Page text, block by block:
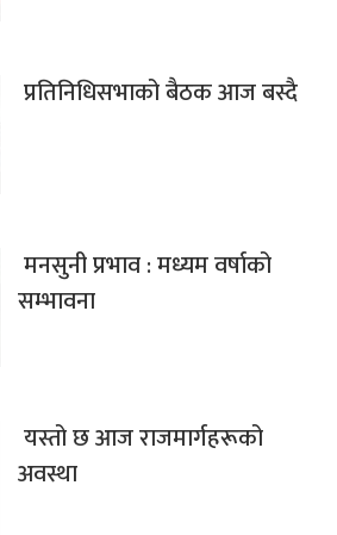
प्रतिनिधिसभाको बैठक आज बस्दै
मनसुनी प्रभाव : मध्यम वर्षाको
सम्भावना
यस्तो छ आज राजमार्गहरूको
अवस्था